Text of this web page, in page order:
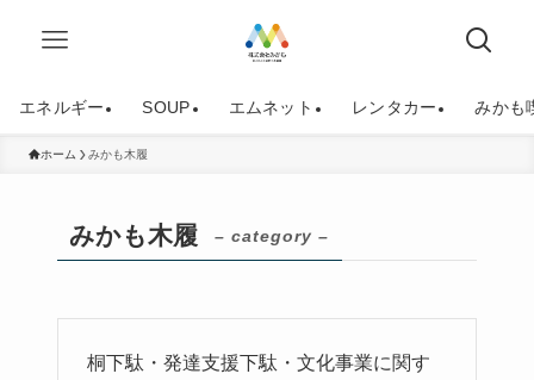
エネルギー SOUP エムネット レンタカー みかも
ホーム みかも木履
みかも木履 – category –
桐下駄・発達支援下駄・文化事業に関す